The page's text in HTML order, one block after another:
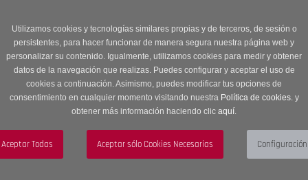
Utilizamos cookies y tecnologías similares propias y de terceros, de sesión o
persistentes, para hacer funcionar de manera segura nuestra página web y
personalizar su contenido. Igualmente, utilizamos cookies para medir y obtener
datos de la navegación que realizas. Puedes configurar y aceptar el uso de
cookies a continuación. Asimismo, puedes modificar tus opciones de
consentimiento en cualquier momento visitando nuestra Política de cookies.y
obtener más información haciendo clic aquí.
descuento en Sección OUTLET con código OUTLET20
navigation
Menú